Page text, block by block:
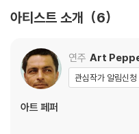
다. 전용 제품으로 이를 제거하면
※ 디스크 외관 불량
1) 열을 가하여 제작하는 바이닐
재생이 불안정한 경우 스태빌라
아티스트 소개 6
연주 Art
관심작가 알림신청
아트 페퍼